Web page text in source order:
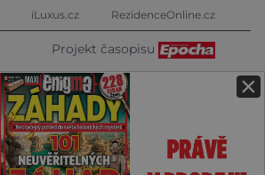
×
iLuxus.cz RezidenceOnline.cz
Projekt časopisu